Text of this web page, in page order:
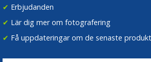
✔ Erbjudanden
✔ Lär dig mer om fotografering
✔ Få uppdateringar om de senaste